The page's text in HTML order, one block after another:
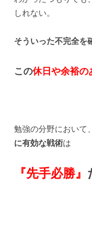
しれない。
そういった不完全を
この休日や余裕の
勉強の分野において、
に有効な戦術は
『先手必勝』